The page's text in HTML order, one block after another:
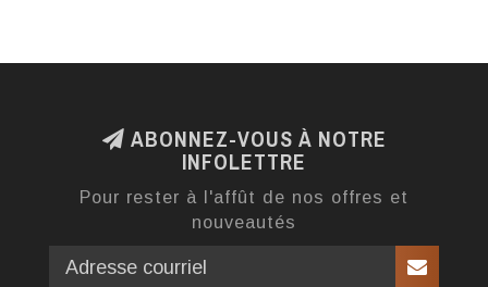
ABONNEZ-VOUS À NOTRE
INFOLETTRE
Pour rester à l'affût de nos offres et
nouveautés